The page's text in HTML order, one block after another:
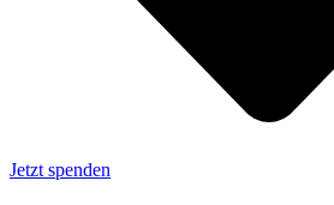
Jetzt spenden